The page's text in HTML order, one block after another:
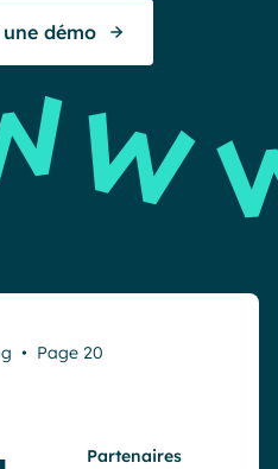
démo
• Page 20
Partenaires